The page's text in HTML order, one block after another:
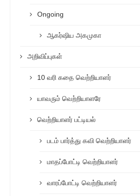
Ongoing
ஆகர்ஷிய அகமுகா
அறிவிப்புகள்
10 வரி கதை வெற்றியாளர்
யாவரும் வெற்றியாளரே
வெற்றியாளர் பட்டியல்
படம் பார்த்து கவி வெற்றியாளர்
மாதப்போட்டி வெற்றியாளர்
வாரப்போட்டி வெற்றியாளர்